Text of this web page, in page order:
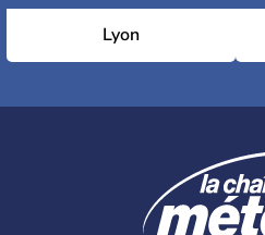
Lyon